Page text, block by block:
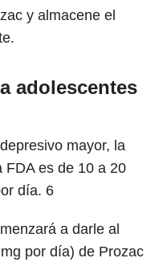
y almacene el
adolescentes
mayor, la
FDA es de 10 a 20
día. 6
a darle al
por día) de Prozac